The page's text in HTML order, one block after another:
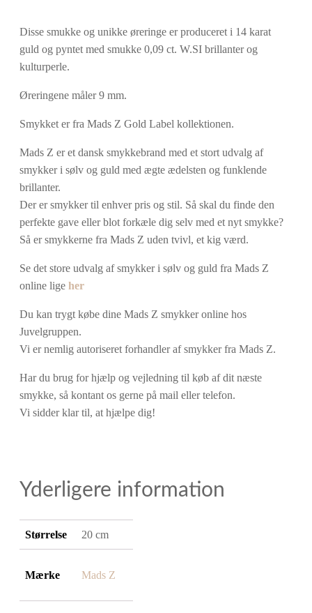
Disse smukke og unikke øreringe er produceret i 14 karat
guld og pyntet med smukke 0,09 ct. W.SI brillanter og
kulturperle.
Øreringene måler 9 mm.
Smykket er fra Mads Z Gold Label kollektionen.
Mads Z er et dansk smykkebrand med et stort udvalg af
smykker i sølv og guld med ægte ædelsten og funklende
brillanter.
Der er smykker til enhver pris og stil. Så skal du finde den
perfekte gave eller blot forkæle dig selv med et nyt smykke?
Så er smykkerne fra Mads Z uden tvivl, et kig værd.
Se det store udvalg af smykker i sølv og guld fra Mads Z
online lige her
Du kan trygt købe dine Mads Z smykker online hos
Juvelgruppen.
Vi er nemlig autoriseret forhandler af smykker fra Mads Z.
Har du brug for hjælp og vejledning til køb af dit næste
smykke, så kontant os gerne på mail eller telefon.
Vi sidder klar til, at hjælpe dig!
Yderligere information
Størrelse 20 cm
Mærke Mads Z